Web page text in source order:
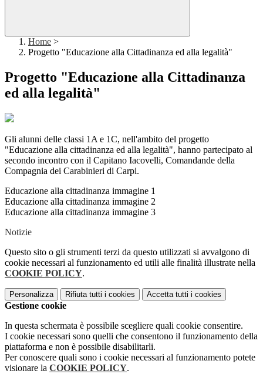
Home >
Progetto "Educazione alla Cittadinanza ed alla legalità"
Progetto "Educazione alla Cittadinanza
ed alla legalità"
Gli alunni delle classi 1A e 1C, nell'ambito del progetto
"Educazione alla cittadinanza ed alla legalità", hanno partecipato al
secondo incontro con il Capitano Iacovelli, Comandande della
Compagnia dei Carabinieri di Carpi.
Educazione alla cittadinanza immagine 1
Educazione alla cittadinanza immagine 2
Educazione alla cittadinanza immagine 3
Notizie
Questo sito o gli strumenti terzi da questo utilizzati si avvalgono di
cookie necessari al funzionamento ed utili alle finalità illustrate nella
COOKIE POLICY.
Personalizza Rifiuta tutti i cookies Accetta tutti i cookies
Gestione cookie
In questa schermata è possibile scegliere quali cookie consentire.
I cookie necessari sono quelli che consentono il funzionamento della
piattaforma e non è possibile disabilitarli.
Per conoscere quali sono i cookie necessari al funzionamento potete
visionare la COOKIE POLICY.